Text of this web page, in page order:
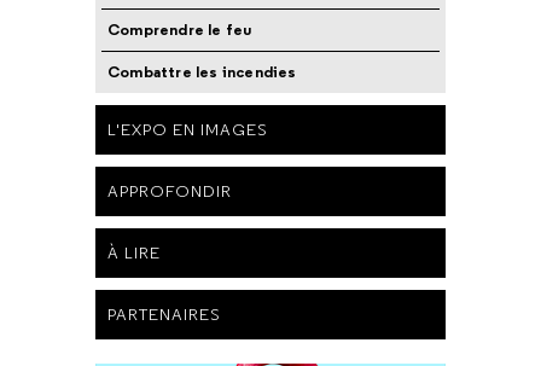
Comprendre le feu
Combattre les incendies
L'EXPO EN IMAGES
APPROFONDIR
À LIRE
PARTENAIRES